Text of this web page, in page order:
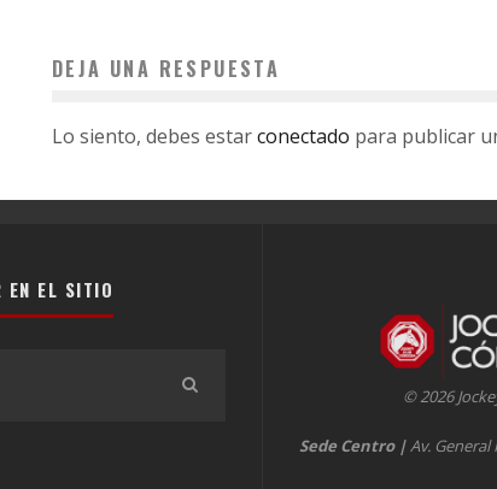
DEJA UNA RESPUESTA
Lo siento, debes estarconectado para publicar
EN EL SITIO
© 2026
Sede Centro |Av. General